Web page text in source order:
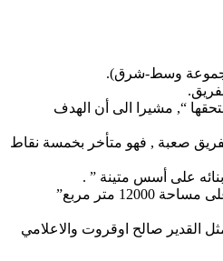
(مجموعة وسط-شرق).
“, مشيرا الى أن الهدف
صعبة , فهو متأخر بخمسة نقاط
على أسس متينة ” .
القدير صالح اوقروت والاعلامي